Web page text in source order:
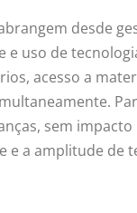
desde
uso de
acesso a
sem
a amplitude de